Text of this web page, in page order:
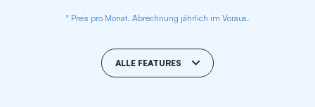
* Preis pro Monat. Abrechnung jährlich im Voraus.
ALLE FEATURES